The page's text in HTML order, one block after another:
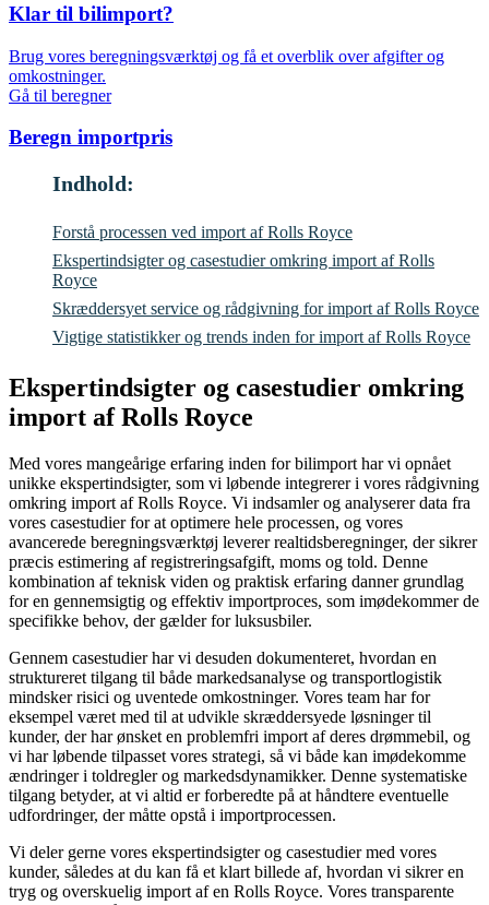
Klar til bilimport?
Brug vores beregningsværktøj og få et overblik over afgifter og
omkostninger.
Gå til beregner
Beregn importpris
Indhold:
Forstå processen ved import af Rolls Royce
Ekspertindsigter og casestudier omkring import af Rolls
Royce
Skræddersyet service og rådgivning for import af Rolls Royce
Vigtige statistikker og trends inden for import af Rolls Royce
Ekspertindsigter og casestudier omkring
import af Rolls Royce
Med vores mangeårige erfaring inden for bilimport har vi opnået
unikke ekspertindsigter, som vi løbende integrerer i vores rådgivning
omkring import af Rolls Royce. Vi indsamler og analyserer data fra
vores casestudier for at optimere hele processen, og vores
avancerede beregningsværktøj leverer realtidsberegninger, der sikrer
præcis estimering af registreringsafgift, moms og told. Denne
kombination af teknisk viden og praktisk erfaring danner grundlag
for en gennemsigtig og effektiv importproces, som imødekommer de
specifikke behov, der gælder for luksusbiler.
Gennem casestudier har vi desuden dokumenteret, hvordan en
struktureret tilgang til både markedsanalyse og transportlogistik
mindsker risici og uventede omkostninger. Vores team har for
eksempel været med til at udvikle skræddersyede løsninger til
kunder, der har ønsket en problemfri import af deres drømmebil, og
vi har løbende tilpasset vores strategi, så vi både kan imødekomme
ændringer i toldregler og markedsdynamikker. Denne systematiske
tilgang betyder, at vi altid er forberedte på at håndtere eventuelle
udfordringer, der måtte opstå i importprocessen.
Vi deler gerne vores ekspertindsigter og casestudier med vores
kunder, således at du kan få et klart billede af, hvordan vi sikrer en
tryg og overskuelig import af en Rolls Royce. Vores transparente